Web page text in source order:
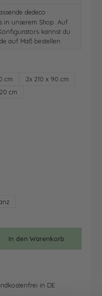
dedeco
in unserem Shop. Auf
kannst du
auf Maß bestellen
cm
2x 210 x 90 cm
cm
nicht verfügbar.)
In den Warenkorb
in DE